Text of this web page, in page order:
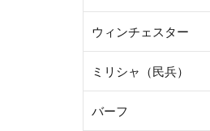
ウィンチェスター
ミリシャ（民兵）
バーフ